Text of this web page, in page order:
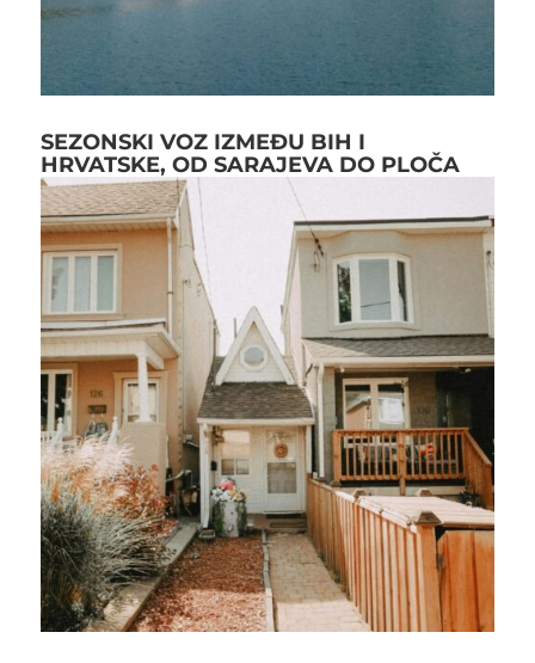
SEZONSKI VOZ IZMEĐU BIH I
HRVATSKE, OD SARAJEVA DO PLOČA